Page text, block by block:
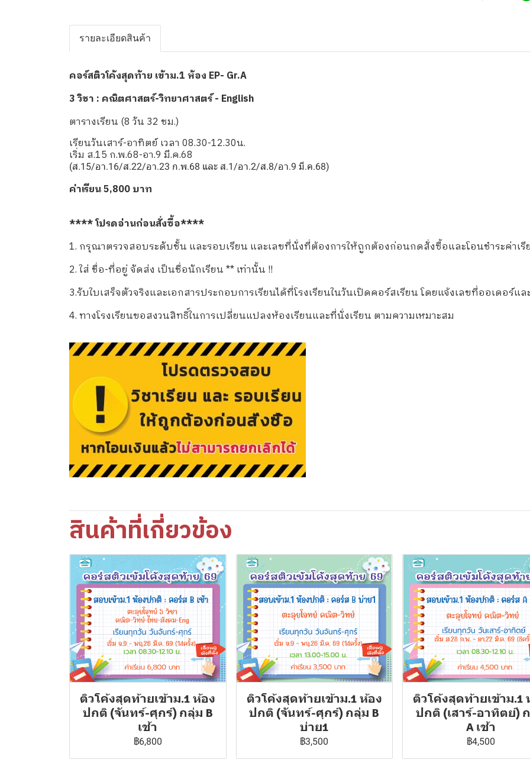
รายละเอียดสินค้า
คอร์สติวโค้งสุดท้าย เข้าม.1 ห้อง EP- Gr.A
3 วิชา : คณิตศาสตร์-วิทยาศาสตร์ - English
ตารางเรียน (8 วัน 32 ชม.)
เรียนวันเสาร์-อาทิตย์ เวลา 08.30-12.30น.
เริ่ม ส.15 ก.พ.68-อา.9 มี.ค.68
(ส.15/อา.16/ส.22/อา.23 ก.พ.68 และ ส.1/อา.2/ส.8/อา.9 มี.ค.68)
ค่าเรียน 5,800 บาท
**** โปรดอ่านก่อนสั่งซื้อ****
1. กรุณาตรวจสอบระดับชั้น และรอบเรียน และเลขที่นั่งที่ต้องการให้ถูกต้องก่อนกดสั่งซื้อและโอนชำระค่าเรี
2. ใส่ ชื่อ-ที่อยู่ จัดส่ง เป็นชื่อนักเรียน ** เท่านั้น !!
3.รับใบเสร็จตัวจริงและเอกสารประกอบการเรียนได้ที่โรงเรียนในวันเปิดคอร์สเรียน โดยแจ้งเลขที่ออเดอร์แ
4. ทางโรงเรียนขอสงวนสิทธิ์ในการเปลี่ยนแปลงห้องเรียนและที่นั่งเรียน ตามความเหมาะสม
สินค้าที่เกี่ยวข้อง
ติวโค้งสุดท้ายเข้าม.1 ห้อง
ปกติ (จันทร์-ศุกร์) กลุ่ม B
เช้า
฿6,800
ติวโค้งสุดท้ายเข้าม.1 ห้อง
ปกติ (จันทร์-ศุกร์) กลุ่ม B
บ่าย1
฿3,500
ติวโค้งสุดท้ายเข้าม.1
ปกติ (เสาร์-อาทิตย์)
A เช้า
฿4,500